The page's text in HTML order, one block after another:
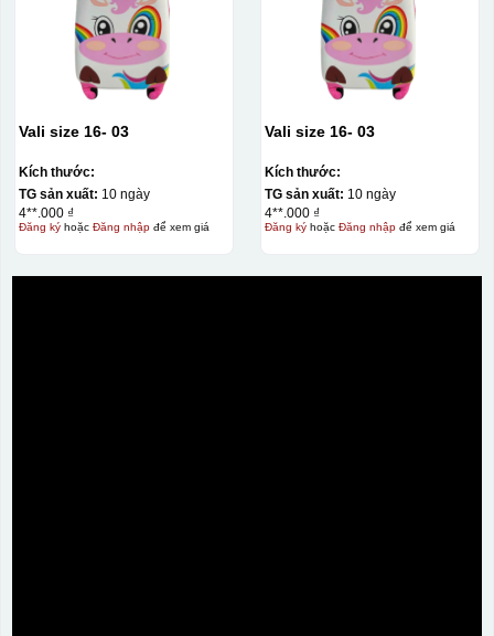
Vali size 16- 03
Kích thước:
TG sản xuất: 10 ngày
4**.000 ₫
Đăng kýhoặc Đăng nhậpđể xem giá
Vali size 16- 03
Kích thước:
TG sản xuất: 10 ngày
4**.000 ₫
Đăng kýhoặc Đăng nhậpđể xem giá